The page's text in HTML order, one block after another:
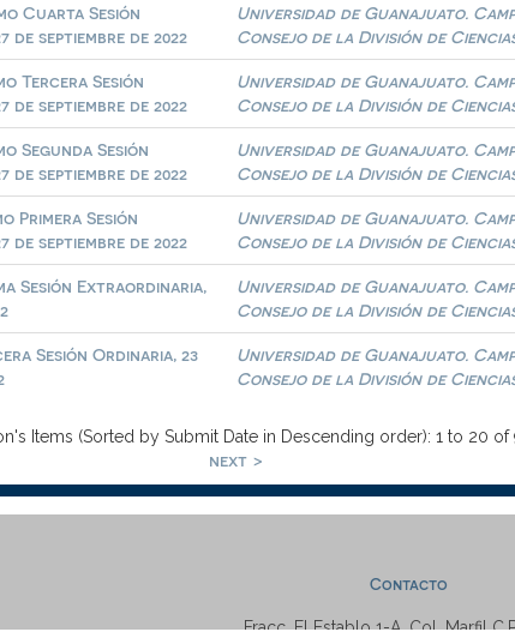
Cuarta Sesión
septiembre de 2022
Universidad de Guanajuato.
Consejo de la División de
Tercera Sesión
septiembre de 2022
Universidad de Guanajuato.
Consejo de la División de
Segunda Sesión
septiembre de 2022
Universidad de Guanajuato.
Consejo de la División de
Primera Sesión
septiembre de 2022
Universidad de Guanajuato.
Consejo de la División de
Sesión Extraordinaria,
Universidad de Guanajuato.
Consejo de la División de
Sesión Ordinaria, 23
Universidad de Guanajuato.
Consejo de la División de
Items (Sorted by Submit Date in Descending order): 1 to 20 of
next >
Contacto
Fracc. El Establo 1-A, Col. Marfil